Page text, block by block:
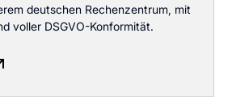
deutschen Rechenzentrum, mit
voller DSGVO-Konformität.